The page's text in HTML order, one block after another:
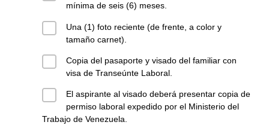
mínima de seis (6) meses.
Una (1) foto reciente (de frente, a color y
tamaño carnet).
Copia del pasaporte y visado del familiar con
visa de Transeúnte Laboral.
El aspirante al visado deberá presentar copia de
permiso laboral expedido por el Ministerio del
Trabajo de Venezuela.